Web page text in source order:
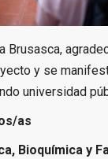
Brusasca,
y se
universidad
as
Bioquímica y